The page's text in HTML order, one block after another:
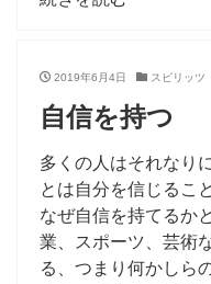
2019年6月4日 スピリッツ
自信を持つ
多くの人はそれなり
とは自分を信じるこ
なぜ自信を持てるか
業、スポーツ、芸術
る、つまり何かしら